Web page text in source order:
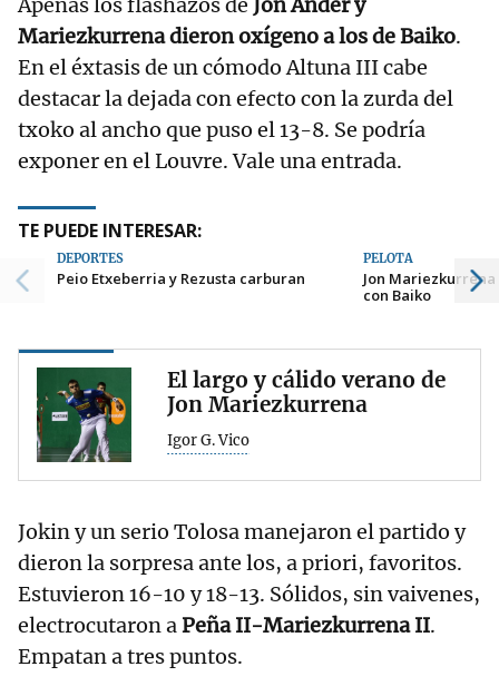
Apenas los flashazos de Jon Ander y
Mariezkurrena dieron oxígeno a los de Baiko.
En el éxtasis de un cómodo Altuna III cabe
destacar la dejada con efecto con la zurda del
txoko al ancho que puso el 13-8. Se podría
exponer en el Louvre. Vale una entrada.
TE PUEDE INTERESAR:
DEPORTES
Peio Etxeberria y Rezusta carburan
PELOTA
Jon
con Baiko
El largo y cálido verano de
Jon Mariezkurrena
Igor G. Vico
Jokin y un serio Tolosa manejaron el partido y
dieron la sorpresa ante los, a priori, favoritos.
Estuvieron 16-10 y 18-13. Sólidos, sin vaivenes,
electrocutaron aPeña II-Mariezkurrena II.
Empatan a tres puntos.